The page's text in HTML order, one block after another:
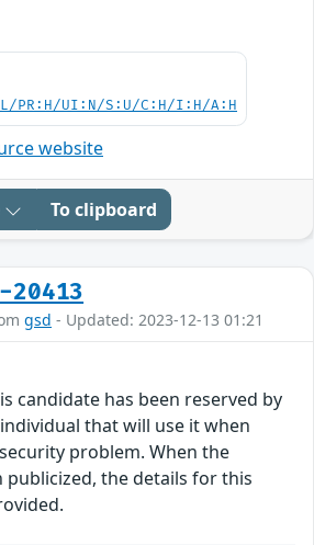
PR:H/UI:N/S:U/C:H/I:H/A:H
website
To clipboard
20413
gsd - Updated: 2023-12-13 01:21
candidate has been reserved by
that will use it when
problem. When the
publicized, the details for this